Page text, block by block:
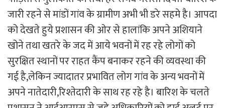
जारी रहने से मांडों गांव के ग्रामीण अभी भी डरे सहमे है। आपदा
को देखते हुये प्रशासन की ओर से हालांकि अपने अशियाने
खोने तथा खतरे के जद में आये भवनों में रह रहे लोगों को
सुरक्षित स्थानों पर राहत कैंप बनाकर रहने की व्यवस्था की
गई है,लेकिन ज्यादातर प्रभावित लोग गांव के अन्य भवनों में
अपने नातेदारी,रिश्तेदारी के साथ रह रहे है। बारिश के चलते